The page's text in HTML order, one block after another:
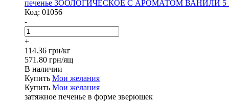
печенье ЗООЛОГИЧЕСКОЕ С АРОМАТОМ ВАНИЛИ 5
Код: 01056
-
+
114.36 грн/кг
571.80 грн/ящ
В наличии
Купить Мои желания
Купить Мои желания
затяжное печенье в форме зверюшек